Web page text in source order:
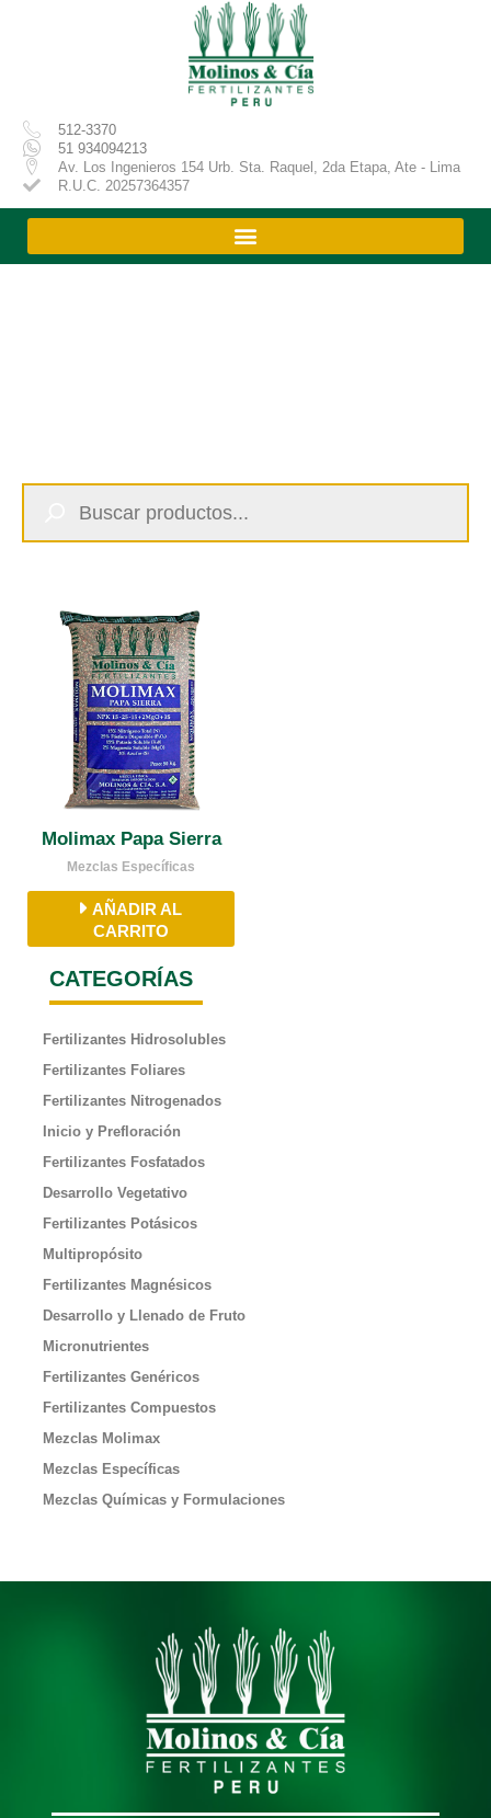
512-3370
51 934094213
Av. Los Ingenieros 154 Urb. Sta. Raquel, 2da Etapa, Ate - Lima
R.U.C. 20257364357
productos
CATEGORÍAS
Fertilizantes Hidrosolubles
Fertilizantes Foliares
Fertilizantes Nitrogenados
Inicio y Prefloración
Fertilizantes Fosfatados
Desarrollo Vegetativo
Fertilizantes Potásicos
Multipropósito
Fertilizantes Magnésicos
Desarrollo y Llenado de Fruto
Micronutrientes
Fertilizantes Genéricos
Fertilizantes Compuestos
Mezclas Molimax
Mezclas Específicas
Mezclas Químicas y Formulaciones
Molimax Papa Sierra
Mezclas Específicas
AÑADIR AL
CARRITO